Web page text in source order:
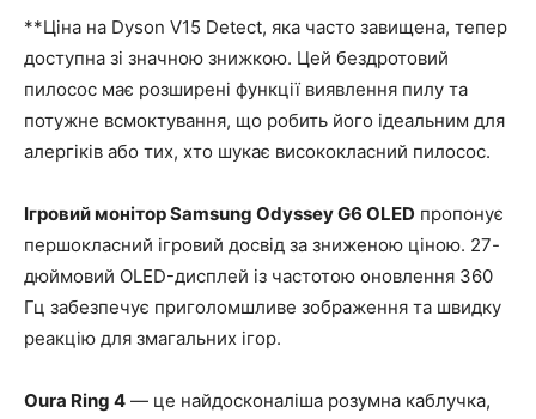
**Ціна на Dyson V15 Detect, яка часто завищена, тепер
доступна зі значною знижкою. Цей бездротовий
пилосос має розширені функції виявлення пилу та
потужне всмоктування, що робить його ідеальним для
алергіків або тих, хто шукає висококласний пилосос.
Ігровий монітор Samsung Odyssey G6 OLED пропонує
першокласний ігровий досвід за зниженою ціною. 27-
дюймовий OLED-дисплей із частотою оновлення 360
Гц забезпечує приголомшливе зображення та швидку
реакцію для змагальних ігор.
Oura Ring 4 — це найдосконаліша розумна каблучка,